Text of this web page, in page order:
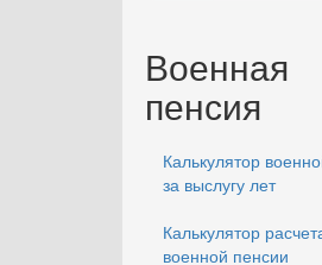
Военная
пенсия
Калькулятор
за выслугу лет
Калькулятор
военной пенсии